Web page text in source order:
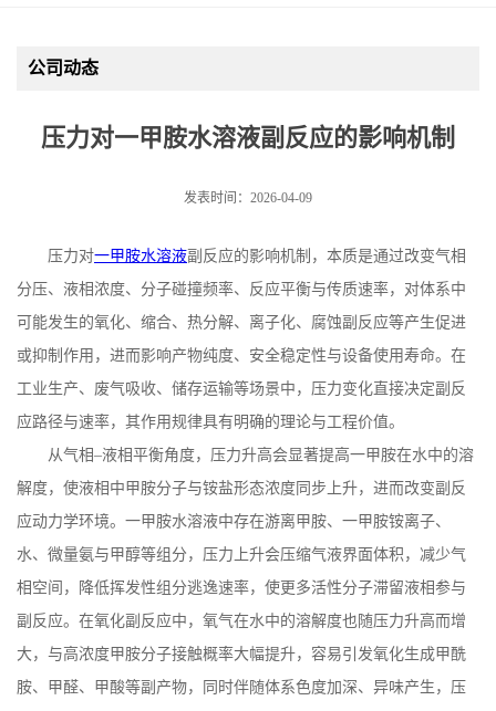
在线留言
公司动态
压力对一甲胺水溶液副反应的影响机制
发表时间：2026-04-09
压力对一甲胺水溶液副反应的影响机制，本质是通过改变气相
分压、液相浓度、分子碰撞频率、反应平衡与传质速率，对体系中
可能发生的氧化、缩合、热分解、离子化、腐蚀副反应等产生促进
或抑制作用，进而影响产物纯度、安全稳定性与设备使用寿命。在
工业生产、废气吸收、储存运输等场景中，压力变化直接决定副反
应路径与速率，其作用规律具有明确的理论与工程价值。
从气相–液相平衡角度，压力升高会显著提高一甲胺在水中的溶
解度，使液相中甲胺分子与铵盐形态浓度同步上升，进而改变副反
应动力学环境。一甲胺水溶液中存在游离甲胺、一甲胺铵离子、
水、微量氨与甲醇等组分，压力上升会压缩气液界面体积，减少气
相空间，降低挥发性组分逃逸速率，使更多活性分子滞留液相参与
副反应。在氧化副反应中，氧气在水中的溶解度也随压力升高而增
大，与高浓度甲胺分子接触概率大幅提升，容易引发氧化生成甲酰
胺、甲醛、甲酸等副产物，同时伴随体系色度加深、异味产生，压